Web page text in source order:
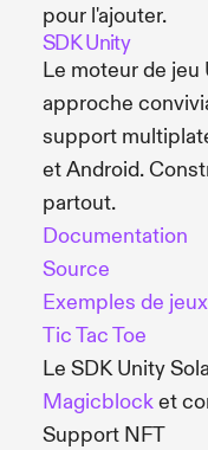
pour l'ajouter.
SDK Unity
Le moteur de
approche
support
et Android.
partout.
Documentation
Source
Exemples de jeux
Tic Tac Toe
Le SDK Unity
Magicblocket
Support NFT